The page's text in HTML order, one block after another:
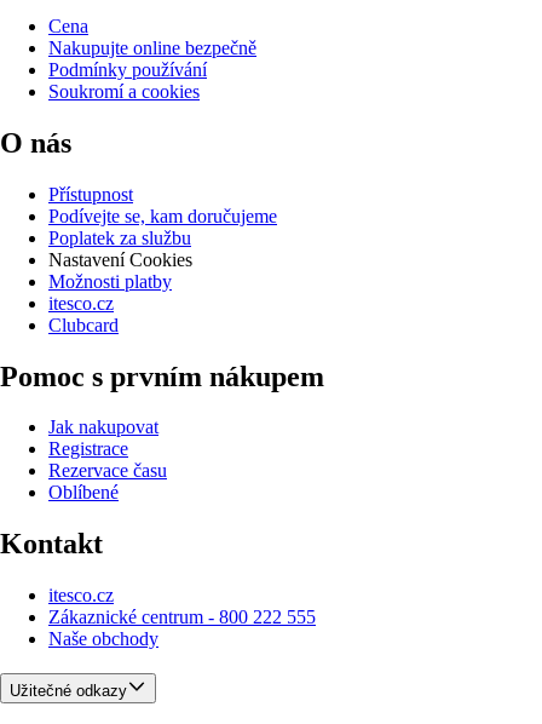
Cena
Nakupujte online bezpečně
Podmínky používání
Soukromí a cookies
O nás
Přístupnost
Podívejte se, kam doručujeme
Poplatek za službu
Nastavení Cookies
Možnosti platby
itesco.cz
Clubcard
Pomoc s prvním nákupem
Jak nakupovat
Registrace
Rezervace času
Oblíbené
Kontakt
itesco.cz
Zákaznické centrum - 800 222 555
Naše obchody
Užitečné odkazy